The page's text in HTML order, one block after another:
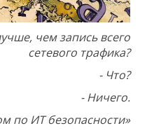
чем запись всего
сетевого трафика?
- Что?
- Ничего.
по ИТ безопасности»